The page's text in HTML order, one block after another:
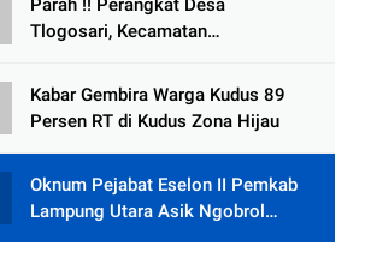
Parah !! Perangkat Desa
Tlogosari, Kecamatan
Rumah dari BAZNAS
Kabar Gembira Warga Kudus 89
Persen RT di Kudus Zona Hijau
Oknum Pejabat Eselon II Pemkab
Lampung Utara Asik Ngobrol
Dengan Teman Kencan Wanitanya